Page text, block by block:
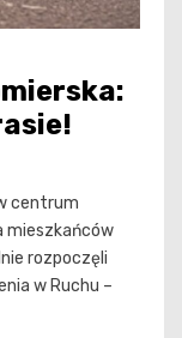
centrum
mieszkańców
rozpoczęli
w Ruchu –